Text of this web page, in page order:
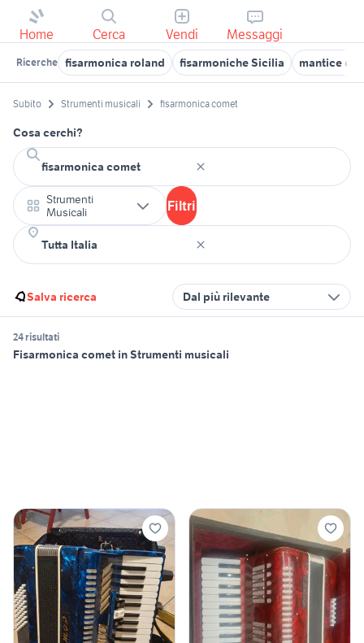
Home Cerca Vendi Messaggi
Ricerche fisarmonica roland fisarmoniche Sicilia mantice
Subito Strumenti musicali fisarmonica comet
Cosa cerchi?
Strumenti
Musicali
Filtri
Salva ricerca Dal più rilevante
24 risultati
Fisarmonica comet in Strumenti musicali